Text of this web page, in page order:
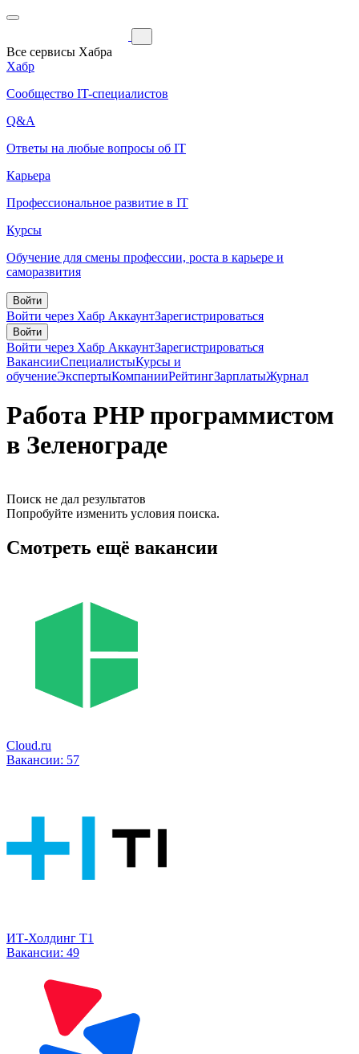
Все сервисы Хабра
Хабр
Сообщество IT-специалистов
Q&A
Ответы на любые вопросы об IT
Карьера
Профессиональное развитие в IT
Курсы
Обучение для смены профессии, роста в карьере и
саморазвития
Войти
Войти через Хабр АккаунтЗарегистрироваться
Войти
Войти через Хабр АккаунтЗарегистрироваться
ВакансииСпециалистыКурсы и
обучениеЭкспертыКомпанииРейтингЗарплатыЖурнал
Работа PHP программистом
в Зеленограде
Поиск не дал результатов
Попробуйте изменить условия поиска.
Смотреть ещё вакансии
Cloud.ru
Вакансии: 57
ИТ-Холдинг Т1
Вакансии: 49